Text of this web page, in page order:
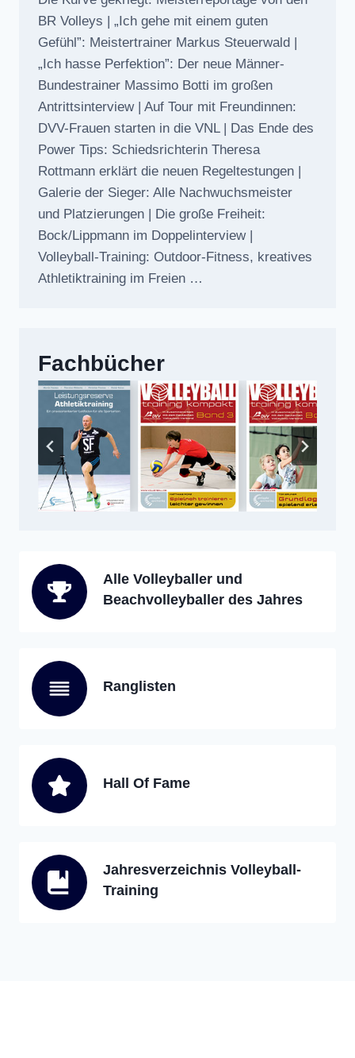
BR Volleys | „Ich gehe mit einem guten
Gefühl”: Meistertrainer Markus Steuerwald |
„Ich hasse Perfektion”: Der neue Männer-
Bundestrainer Massimo Botti im großen
Antrittsinterview | Auf Tour mit Freundinnen:
DVV-Frauen starten in die VNL | Das Ende des
Power Tips: Schiedsrichterin Theresa
Rottmann erklärt die neuen Regeltestungen |
Galerie der Sieger: Alle Nachwuchsmeister
und Platzierungen | Die große Freiheit:
Bock/Lippmann im Doppelinterview |
Volleyball-Training: Outdoor-Fitness, kreatives
Athletiktraining im Freien …
Fachbücher
Alle Volleyballer und
Beachvolleyballer des Jahres
Ranglisten
Hall Of Fame
Jahresverzeichnis Volleyball-
Training